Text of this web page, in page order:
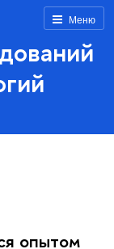
Меню
опытом